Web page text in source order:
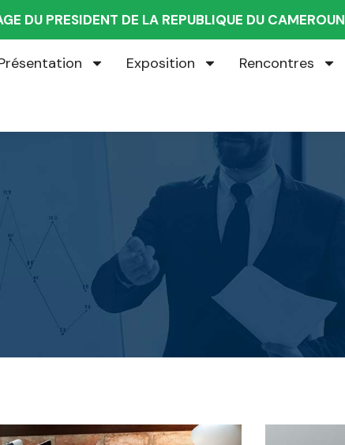
DU PRESIDENT DE LA REPUBLIQUE DU CAMEROUN
Exposition Rencontres